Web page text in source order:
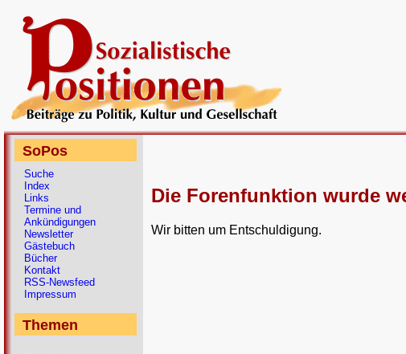
Die Forenfunktion wurde
Wir bitten um Entschuldigung.
SoPos
Suche
Index
Links
Termine und
Ankündigungen
Newsletter
Gästebuch
Bücher
Kontakt
RSS-Newsfeed
Impressum
Themen